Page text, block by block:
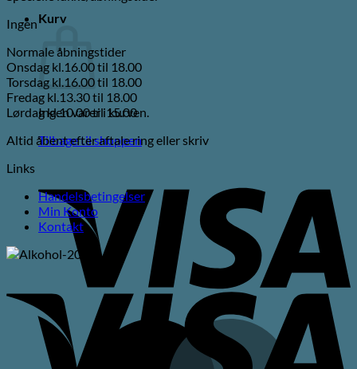
Kurv
Ingen varer i kurven.
Tilbage til shoppen
Ingen
Normale åbningstider
Onsdag kl.16.00 til 18.00
Torsdag kl.16.00 til 18.00
Fredag kl.13.30 til 18.00
Lørdag kl.10.00 til 15.00
Altid åbent efter aftale ring eller skriv
Links
Handelsbetingelser
Min Konto
Kontakt